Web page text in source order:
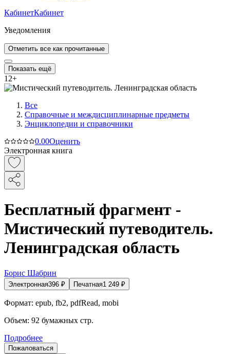
КабинетКабинет
Уведомления
Отметить все как прочитанные
Показать ещё
12+
Все
Справочные и междисциплинарные предметы
Энциклопедии и справочники
0.00Оценить
Электронная книга
Бесплатный фрагмент -
Мистический путеводитель.
Ленинградская область
Борис Шабрин
Электронная396 ₽ Печатная1 249 ₽
Формат: epub, fb2, pdfRead, mobi
Объем: 92 бумажных стр.
Подробнее
Пожаловаться